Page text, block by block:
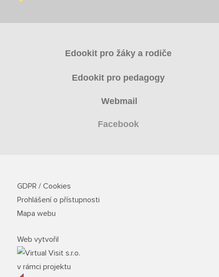
Aktuálně
Organizace školního roku
Obecné kontakty
Edookit pro žáky a rodiče
Edookit pro pedagogy
Webmail
Facebook
GDPR / Cookies
Prohlášení o přístupnosti
Mapa webu
Web vytvořil
v rámci projektu